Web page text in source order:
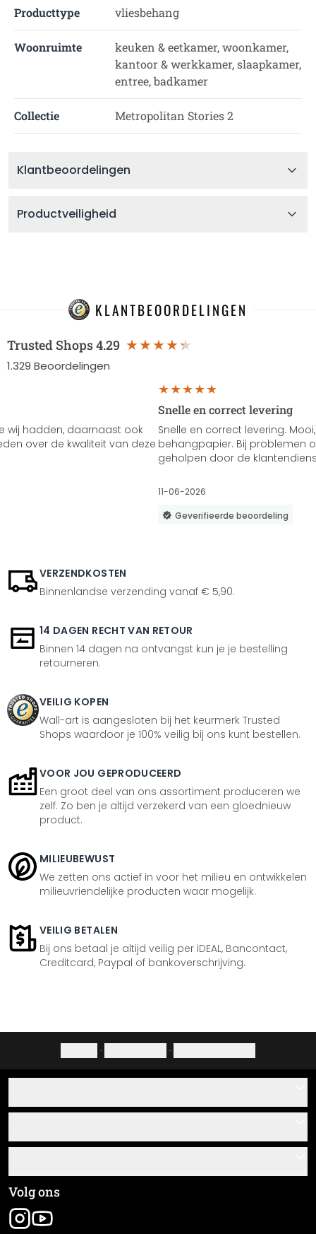
Producttype vliesbehang
Woonruimte
keuken & eetkamer, woonkamer,
kantoor & werkkamer, slaapkamer,
entree, badkamer
Collectie Metropolitan Stories 2
Klantbeoordelingen
Productveiligheid
KLANTBEOORDELINGEN
Trusted Shops4.29
1.329 Beoordelingen
wij hadden, daarnaast ook
over de kwaliteit van deze
Snelle en correct levering
Snelle en correct levering.
behangpapier. Bij problemen
geholpen door de
11-06-2026
Geverifieerde beoordeling
VERZENDKOSTEN
Binnenlandse verzending vanaf € 5,90.
14 DAGEN RECHT VAN RETOUR
Binnen 14 dagen na ontvangst kun je je bestelling
retourneren.
VEILIG KOPEN
Wall-art is aangesloten bij het keurmerk Trusted
Shops waardoor je 100% veilig bij ons kunt bestellen.
VOOR JOU GEPRODUCEERD
Een groot deel van ons assortiment produceren we
zelf. Zo ben je altijd verzekerd van een gloednieuw
product.
MILIEUBEWUST
We zetten ons actief in voor het milieu en ontwikkelen
milieuvriendelijke producten waar mogelijk.
VEILIG BETALEN
Bij ons betaal je altijd veilig per iDEAL, Bancontact,
Creditcard, Paypal of bankoverschrijving.
· ·
Over ons
Plak- en montagehandleidingen
Materiaaloverzicht
Nieuwsbrief aanmelden
Algemene voorwaarden
Colofon
Volg ons